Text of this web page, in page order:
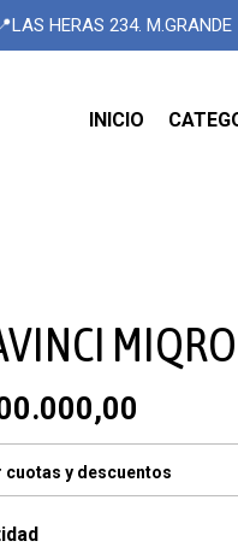
HERAS 234. M.GRANDE
INICIO
cuotas y descuentos